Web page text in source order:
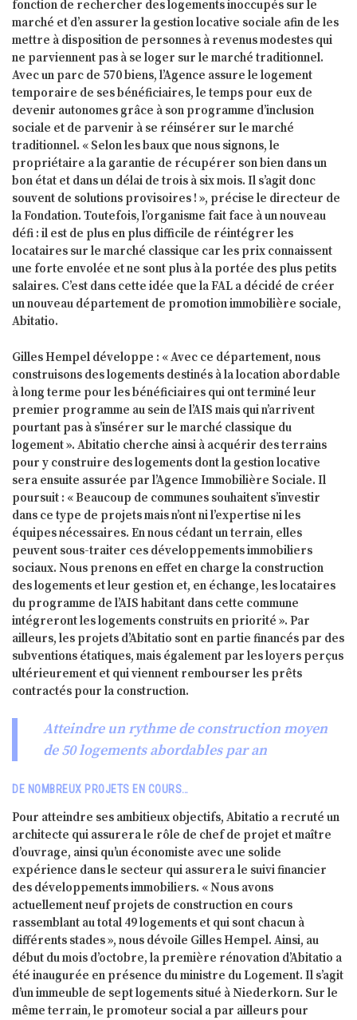
fonction de rechercher des logements inoccupés sur le
marché et d’en assurer la gestion locative sociale afin de les
mettre à disposition de personnes à revenus modestes qui
ne parviennent pas à se loger sur le marché traditionnel.
Avec un parc de 570 biens, l’Agence assure le logement
temporaire de ses bénéficiaires, le temps pour eux de
devenir autonomes grâce à son programme d’inclusion
sociale et de parvenir à se réinsérer sur le marché
traditionnel. « Selon les baux que nous signons, le
propriétaire a la garantie de récupérer son bien dans un
bon état et dans un délai de trois à six mois. Il s’agit donc
souvent de solutions provisoires ! », précise le directeur de
la Fondation. Toutefois, l’organisme fait face à un nouveau
défi : il est de plus en plus difficile de réintégrer les
locataires sur le marché classique car les prix connaissent
une forte envolée et ne sont plus à la portée des plus petits
salaires. C’est dans cette idée que la FAL a décidé de créer
un nouveau département de promotion immobilière sociale,
Abitatio.
Gilles Hempel développe : « Avec ce département, nous
construisons des logements destinés à la location abordable
à long terme pour les bénéficiaires qui ont terminé leur
premier programme au sein de l’AIS mais qui n’arrivent
pourtant pas à s’insérer sur le marché classique du
logement ». Abitatio cherche ainsi à acquérir des terrains
pour y construire des logements dont la gestion locative
sera ensuite assurée par l’Agence Immobilière Sociale. Il
poursuit : « Beaucoup de communes souhaitent s’investir
dans ce type de projets mais n’ont ni l’expertise ni les
équipes nécessaires. En nous cédant un terrain, elles
peuvent sous-traiter ces développements immobiliers
sociaux. Nous prenons en effet en charge la construction
des logements et leur gestion et, en échange, les locataires
du programme de l’AIS habitant dans cette commune
intégreront les logements construits en priorité ». Par
ailleurs, les projets d’Abitatio sont en partie financés par des
subventions étatiques, mais également par les loyers perçus
ultérieurement et qui viennent rembourser les prêts
contractés pour la construction.
Atteindre un rythme de construction moyen
de 50 logements abordables par an
DE NOMBREUX PROJETS EN COURS…
Pour atteindre ses ambitieux objectifs, Abitatio a recruté un
architecte qui assurera le rôle de chef de projet et maître
d’ouvrage, ainsi qu’un économiste avec une solide
expérience dans le secteur qui assurera le suivi financier
des développements immobiliers. « Nous avons
actuellement neuf projets de construction en cours
rassemblant au total 49 logements et qui sont chacun à
différents stades », nous dévoile Gilles Hempel. Ainsi, au
début du mois d’octobre, la première rénovation d’Abitatio a
été inaugurée en présence du ministre du Logement. Il s’agit
d’un immeuble de sept logements situé à Niederkorn. Sur le
même terrain, le promoteur social a par ailleurs pour